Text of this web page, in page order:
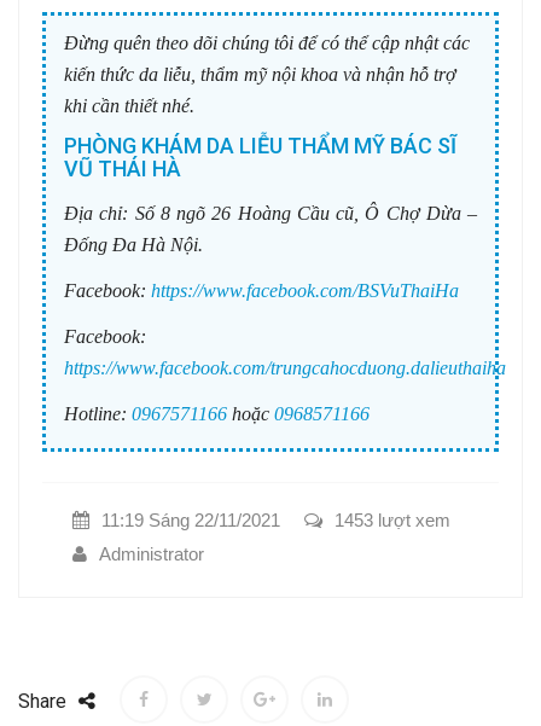
Đừng quên theo dõi chúng tôi để có thể cập nhật các
kiến thức da liễu, thẩm mỹ nội khoa và nhận hỗ trợ
khi cần thiết nhé.
PHÒNG KHÁM DA LIỄU THẨM MỸ BÁC SĨ
VŨ THÁI HÀ
Địa chỉ: Số 8 ngõ 26 Hoàng Cầu cũ, Ô Chợ Dừa –
Đống Đa Hà Nội.
Facebook: https://www.facebook.com/BSVuThaiHa
Facebook:
https://www.facebook.com/trungcahocduong.dalieuthaiha
Hotline: 0967571166 hoặc 0968571166
11:19 Sáng 22/11/2021
1453 lượt xem
Administrator
Share